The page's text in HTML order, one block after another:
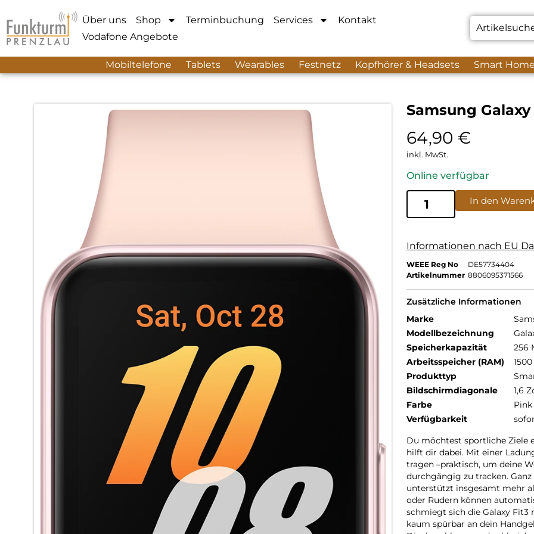
Über uns Shop Terminbuchung Services
Kontakt
Vodafone Angebote
Mobiltelefone Tablets Wearables Festnetz Kopfhörer & Headsets Smart
Samsung
64,90 €
inkl. MwSt.
Online verfügbar
In den
Informationen nach EU
WEEE Reg No
DE57734404
Artikelnummer 8806095371566
Zusätzliche Informationen
Marke
Modellbezeichnung
Speicherkapazität
256
Arbeitsspeicher (RAM)
Produkttyp
Bildschirmdiagonale
1,6
Farbe
Pink
Verfügbarkeit
Du möchtest sportliche Ziele
hilft dir dabei. Mit einer
tragen –praktisch, um deine
durchgängig zu tracken.
unterstützt insgesamt mehr
oder Rudern können
schmiegt sich die Galaxy
kaum spürbar an dein